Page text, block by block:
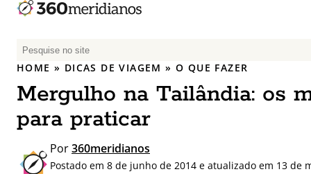
P
e
q
u
i
a
HOME » DICAS DE VIAGEM »O QUE FAZER
Mergulho na Tailândia: os
para praticar
Por360meridianos
Postado em 8 de junho de 2014 e atualizado em 13 de